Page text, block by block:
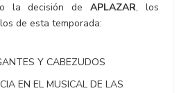
la decisión de APLAZAR, los
de esta temporada:
Y CABEZUDOS
EN EL MUSICAL DE LAS